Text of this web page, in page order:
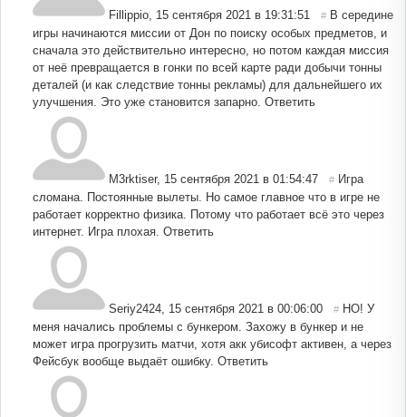
Fillippio 15 сентября 2021 в 19:31:51 # В середине
игры начинаются миссии от Дон по поиску особых предметов, и
сначала это действительно интересно, но потом каждая миссия
от неё превращается в гонки по всей карте ради добычи тонны
деталей (и как следствие тонны рекламы) для дальнейшего их
улучшения. Это уже становится запарно. Ответить
M3rktiser, 15 сентября 2021 в 01:54:47 # Игра
сломана. Постоянные вылеты. Но самое главное что в игре не
работает корректно физика. Потому что работает всё это через
интернет. Игра плохая. Ответить
Seriy2424 15 сентября 2021 в 00:06:00 # НО! У
меня начались проблемы с бункером. Захожу в бункер и не
может игра прогрузить матчи, хотя акк убисофт активен, а через
Фейсбук вообще выдаёт ошибку. Ответить